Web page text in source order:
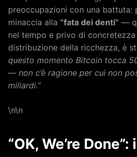
preoccupazioni con una battuta:
minaccia alla “fata dei denti” —
nel tempo e privo di concretezza
distribuzione della ricchezza, è
questo momento Bitcoin tocca
— non c’è ragione per cui non
miliardi.”
\n\n
“OK, We’re